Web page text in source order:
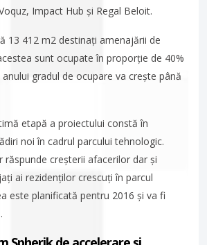
Impact Hub și Regal Beloit.
13 412 m2 destinați amenajării de
sunt ocupate în proporție de 40%
gradul de ocupare va crește până
etapă a proiectului constă în
noi în cadrul parcului tehnologic.
răspunde creșterii afacerilor dar și
ai rezidenților crescuți în parcul
este planificată pentru 2016 și va fi